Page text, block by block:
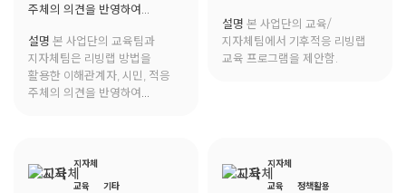
주체의 의견을 반영하여
가능한 기후적응 교육과정 및
전문 강사 양성을 제안함.
설명 본 사업단의 교육팀과
지자체팀은 리빙랩 방법을
활용한 이해관계자, 시민, 적응
주체의 의견을 반영하여
설명 본 사업단의 교육/
지자체팀에서 기후적응 리빙랩
교육 프로그램을 제안함.
지자체
교육
기타
지자체
교육
정책활용